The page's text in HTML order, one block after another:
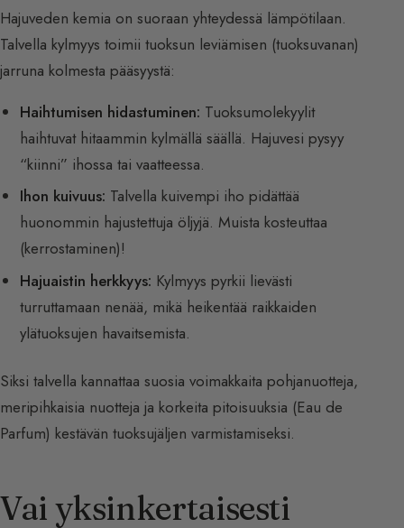
Hajuveden kemia on suoraan yhteydessä lämpötilaan.
Talvella kylmyys toimii tuoksun leviämisen (tuoksuvanan)
jarruna kolmesta pääsyystä:
Haihtumisen hidastuminen: Tuoksumolekyylit
haihtuvat hitaammin kylmällä säällä. Hajuvesi pysyy
“kiinni” ihossa tai vaatteessa.
Ihon kuivuus: Talvella kuivempi iho pidättää
huonommin hajustettuja öljyjä. Muista kosteuttaa
(kerrostaminen)!
Hajuaistin herkkyys: Kylmyys pyrkii lievästi
turruttamaan nenää, mikä heikentää raikkaiden
ylätuoksujen havaitsemista.
Siksi talvella kannattaa suosia voimakkaita pohjanuotteja,
meripihkaisia nuotteja ja korkeita pitoisuuksia (Eau de
Parfum) kestävän tuoksujäljen varmistamiseksi.
Vai yksinkertaisesti